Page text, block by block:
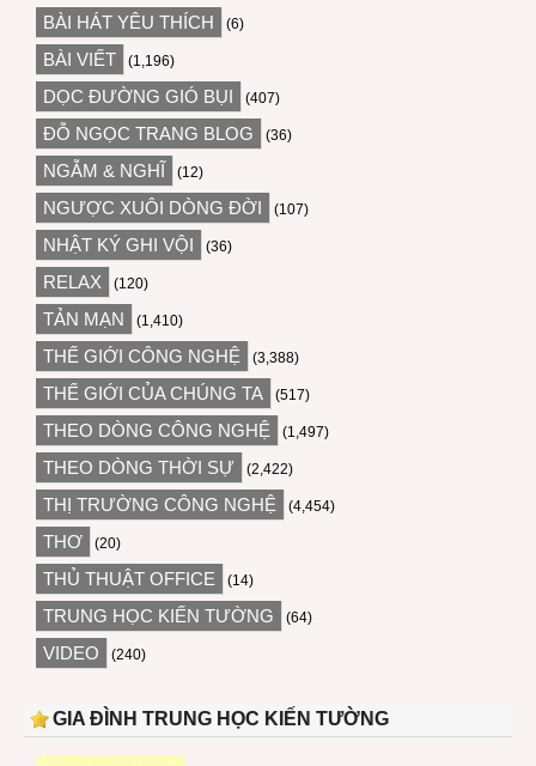
BÀI HÁT YÊU THÍCH (6)
BÀI VIẾT (1,196)
DỌC ĐƯỜNG GIÓ BỤI (407)
ĐỖ NGỌC TRANG BLOG (36)
NGẪM & NGHĨ (12)
NGƯỢC XUÔI DÒNG ĐỜI (107)
NHẬT KÝ GHI VỘI (36)
RELAX (120)
TẢN MẠN (1,410)
THẾ GIỚI CÔNG NGHỆ (3,388)
THẾ GIỚI CỦA CHÚNG TA (517)
THEO DÒNG CÔNG NGHỆ (1,497)
THEO DÒNG THỜI SỰ (2,422)
THỊ TRƯỜNG CÔNG NGHỆ (4,454)
THƠ (20)
THỦ THUẬT OFFICE (14)
TRUNG HỌC KIẾN TƯỜNG (64)
VIDEO (240)
GIA ĐÌNH TRUNG HỌC KIẾN TƯỜNG